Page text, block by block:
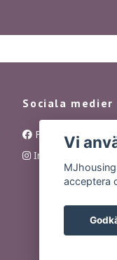
Sociala medier
Facebook
Instagram
Vi
acceptera